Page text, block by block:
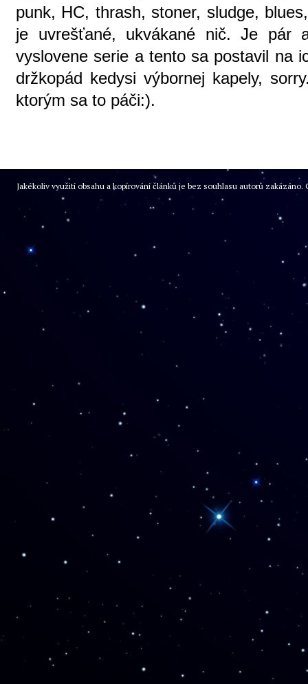
punk, HC, thrash, stoner, sludge,
je uvrešťané, ukvákané nič. Je pár
vyslovene serie a tento sa postavil na
držkopád kedysi výbornej kapely,
ktorým sa to páči:).
Jakékoliv využití obsahu a kopírování článků je bez souhlasu autorů